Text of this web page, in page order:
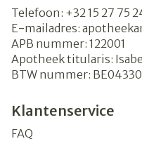
Telefoon: +32 15 27 75
E-mailadres:
APB nummer: 122001
Apotheek titularis:
BTW nummer:
Klantenservice
FAQ